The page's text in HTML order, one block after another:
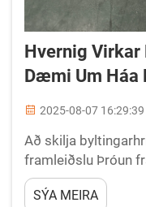
Hvernig Virkar
Dæmi Um
2025-08-07 16:29:39
Að skilja
framleiðslu Þróun
framleiðslu á
boringavélin
SÝA MEIRA